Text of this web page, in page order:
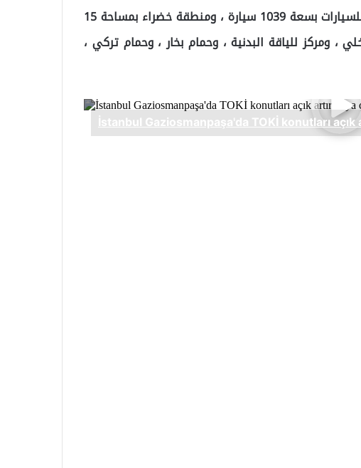
في الموقع حيث توجد المساكن ، يوجد موقف للسيارات بسعة 1039 سيارة ، ومنطقة خضراء بمساحة 15
ومركز للياقة البدنية ، وحمام بخار ، وحمام تركي ،